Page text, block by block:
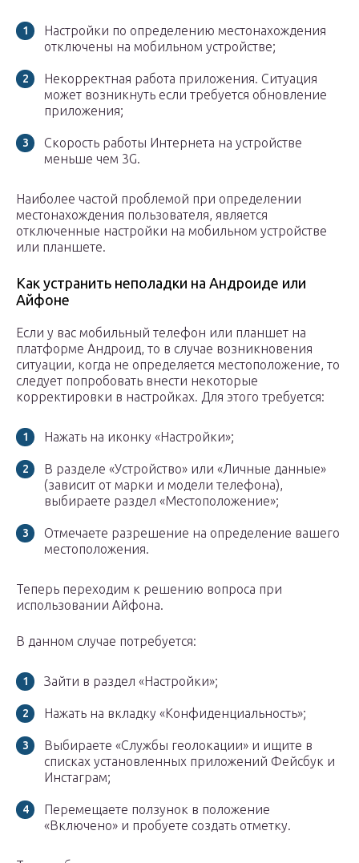
Настройки по определению местонахождения
отключены на мобильном устройстве;
Некорректная работа приложения. Ситуация
может возникнуть если требуется обновление
приложения;
Скорость работы Интернета на устройстве
меньше чем 3G.
Наиболее частой проблемой при определении
местонахождения пользователя, является
отключенные настройки на мобильном устройстве
или планшете.
Как устранить неполадки на Андроиде или
Айфоне
Если у вас мобильный телефон или планшет на
платформе Андроид, то в случае возникновения
ситуации, когда не определяется местоположение, то
следует попробовать внести некоторые
корректировки в настройках. Для этого требуется:
Нажать на иконку «Настройки»;
В разделе «Устройство» или «Личные данные»
(зависит от марки и модели телефона),
выбираете раздел «Местоположение»;
Отмечаете разрешение на определение вашего
местоположения.
Теперь переходим к решению вопроса при
использовании Айфона.
В данном случае потребуется:
Зайти в раздел «Настройки»;
Нажать на вкладку «Конфиденциальность»;
Выбираете «Службы геолокации» и ищите в
списках установленных приложений Фейсбук и
Инстаграм;
Перемещаете ползунок в положение
«Включено» и пробуете создать отметку.